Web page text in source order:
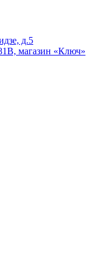
д.5
магазин «Ключ»